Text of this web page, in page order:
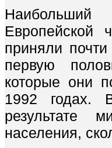
Наибольший
Европейской
приняли
первую
которые они
1992 годах.
результате
населения,